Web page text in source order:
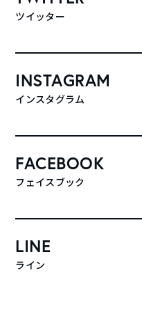
ツイッター
INSTAGRAM
インスタグラム
FACEBOOK
フェイスブック
LINE
ライン